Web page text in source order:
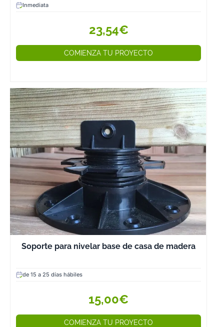
Inmediata
23,54€
COMIENZA TU PROYECTO
Soporte para nivelar base de casa de madera
de 15 a 25 días hábiles
15,00€
COMIENZA TU PROYECTO